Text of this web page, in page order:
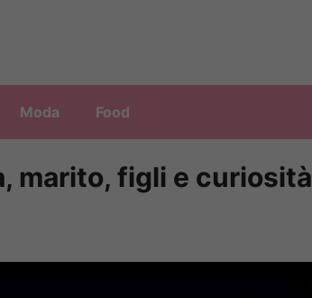
Moda Food
marito, figli e curiosità